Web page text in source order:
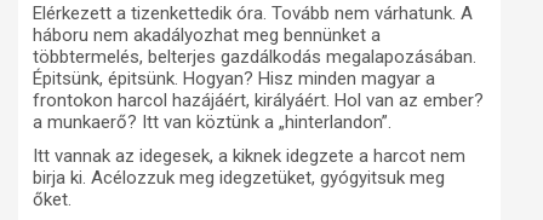
Elérkezett a tizenkettedik óra. Tovább nem várhatunk. A
háboru nem akadályozhat meg bennünket a
többtermelés, belterjes gazdálkodás megalapozásában.
Épitsünk, épitsünk. Hogyan? Hisz minden magyar a
frontokon harcol hazájáért, királyáért. Hol van az ember?
a munkaerő? Itt van köztünk a „hinterlandon”.
Itt vannak az idegesek, a kiknek idegzete a harcot nem
birja ki. Acélozzuk meg idegzetüket, gyógyitsuk meg
őket.